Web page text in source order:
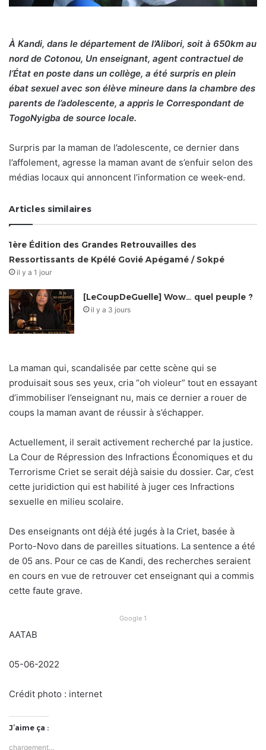
À Kandi, dans le département de l’Alibori, soit à 650km au
nord de Cotonou, Un enseignant, agent contractuel de
l’État en poste dans un collège, a été surpris en plein
ébat sexuel avec son élève mineure dans la chambre des
parents de l’adolescente, a appris le Correspondant de
TogoNyigba de source locale.
Surpris par la maman de l’adolescente, ce dernier dans
l’affolement, agresse la maman avant de s’enfuir selon des
médias locaux qui annoncent l’information ce week-end.
Articles similaires
1ère Édition des Grandes Retrouvailles des
Ressortissants de Kpélé Govié Apégamé / Sokpé
il y a 1 jour
[LeCoupDeGuelle] Wow… quel peuple ?
il y a 3 jours
La maman qui, scandalisée par cette scène qui se
produisait sous ses yeux, cria “oh violeur” tout en essayant
d’immobiliser l’enseignant nu, mais ce dernier a rouer de
coups la maman avant de réussir à s’échapper.
Actuellement, il serait activement recherché par la justice.
La Cour de Répression des Infractions Économiques et du
Terrorisme Criet se serait déjà saisie du dossier. Car, c’est
cette juridiction qui est habilité à juger ces Infractions
sexuelle en milieu scolaire.
Des enseignants ont déjà été jugés à la Criet, basée à
Porto-Novo dans de pareilles situations. La sentence a été
de 05 ans. Pour ce cas de Kandi, des recherches seraient
en cours en vue de retrouver cet enseignant qui a commis
cette faute grave.
Google 1
AATAB
05-06-2022
Crédit photo : internet
J’aime ça :
chargement…